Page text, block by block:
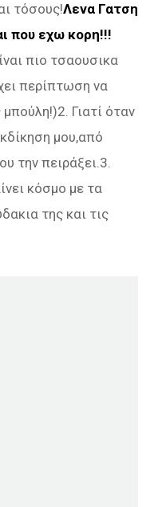
τόσους!Λενα Γατση
που εχω κορη!!!
πιο τσαουσικα
περίπτωση να
Γιατί όταν
μου,από
την πειράξει.3.
κόσμο με τα
της και τις